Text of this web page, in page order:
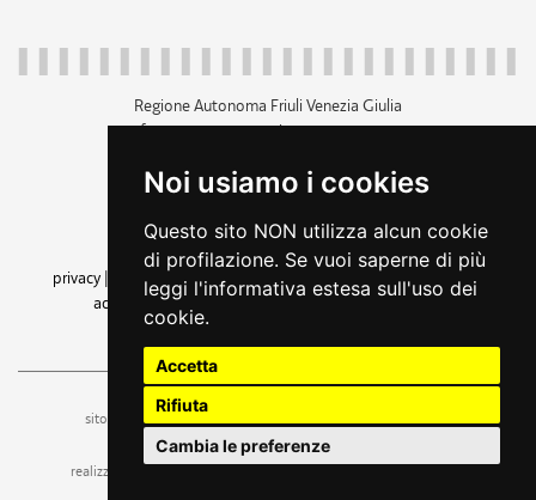
Noi usiamo i cookies
Questo sito NON utilizza alcun cookie
di profilazione. Se vuoi saperne di più
leggi l'informativa estesa sull'uso dei
cookie.
Accetta
Rifiuta
Cambia le preferenze
Regione Autonoma Friuli Venezia Giulia
c.f. 80014930327; p.iva 00526040324
+39 040 3771111
amministrazione trasparente
privacy
cookie |note legali accessibilità
dichiarazione di
accessibilità| feedback
cambio preferenze cookie
sito a cura dell'ufficio stampa e comunicazione
realizzazione